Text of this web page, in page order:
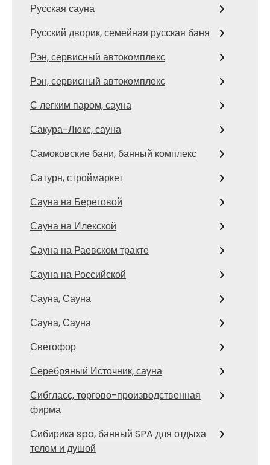
Русская сауна
Русский дворик, семейная русская баня
Рэн, сервисный автокомплекс
Рэн, сервисный автокомплекс
С легким паром, сауна
Сакура-Люкс, сауна
Самоковские бани, банный комплекс
Сатурн, строймаркет
Сауна на Береговой
Сауна на Илекской
Сауна на Раевском тракте
Сауна на Российской
Сауна, Сауна
Сауна, Сауна
Светофор
Серебряный Источник, сауна
Сибгласс, торгово-производственная
фирма
Сибирика spa, банный SPA для отдыха
телом и душой